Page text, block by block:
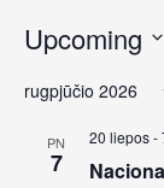
Upcoming
date.
rugpjūčio 2026
PN
7
20 liepos-